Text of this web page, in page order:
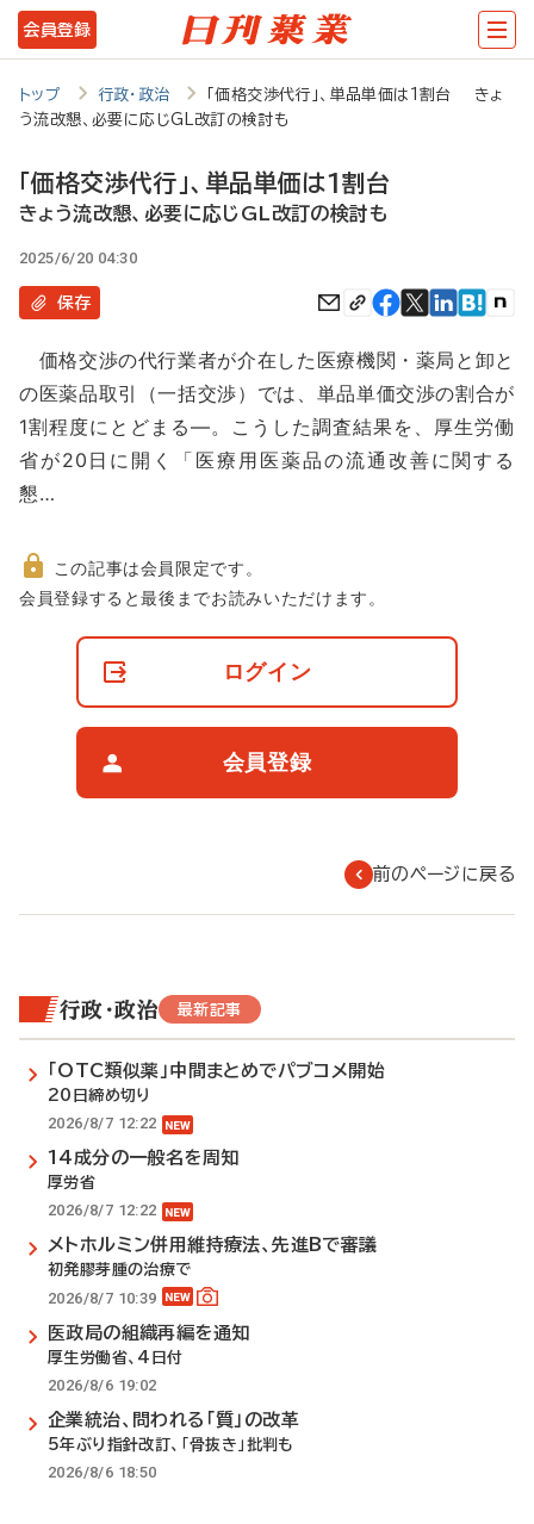
メ
イ
テ
ツ
に
動
会員登録
トップ 行政・政治
「価格交渉代行」、単品単価は1割台 きょ
う流改懇、必要に応じGL改訂の検討も
「価格交渉代行」、単品単価は1割台
きょう流改懇、必要に応じGL改訂の検討も
2025/6/20 04:30
保存
価格交渉の代行業者が介在した医療機関・薬局と卸と
の医薬品取引（一括交渉）では、単品単価交渉の割合が
1割程度にとどまる―。こうした調査結果を、厚生労働
省が20日に開く「医療用医薬品の流通改善に関する
懇…
非
この記事は会員限定です。
会員登録すると最後までお読みいただけます。
ログイン
会員登録
前のページに戻る
行政・政治 最新記事
「OTC類似薬」中間まとめでパブコメ開始
20日締め切り
2026/8/7 12:22
14成分の一般名を周知
厚労省
2026/8/7 12:22
メトホルミン併用維持療法、先進Bで審議
初発膠芽腫の治療で
2026/8/7 10:39
医政局の組織再編を通知
厚生労働省、4日付
2026/8/6 19:02
企業統治、問われる「質」の改革
5年ぶり指針改訂、「骨抜き」批判も
2026/8/6 18:50